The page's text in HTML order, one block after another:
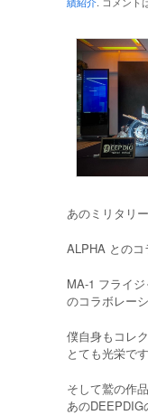
あのミリタリ
ALPHA とのコ
MA-1 フライ
のコラボレー
僕自身もコレ
とても光栄です
そして鷲の作
あのDEEPDIG